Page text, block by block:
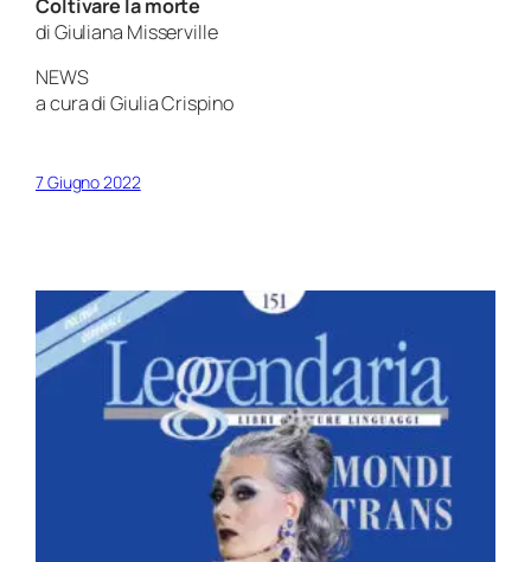
Coltivare la morte
di Giuliana Misserville
NEWS
a cura di Giulia Crispino
7 Giugno 2022